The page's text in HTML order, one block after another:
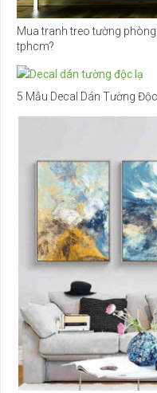
Mua tranh treo tường
tphcm?
5 Mẫu Decal Dán Tường